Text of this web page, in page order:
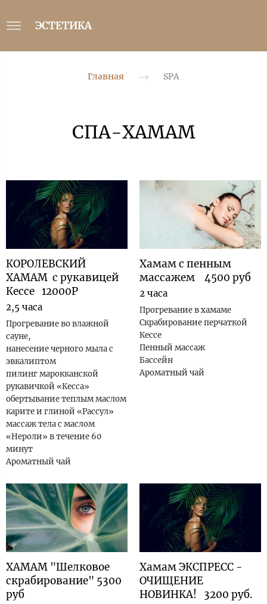
ЭСТЕТИКА
Главная SPA
СПА-ХАМАМ
КОРОЛЕВСКИЙ
ХАМАМ с рукавицей
Кессе 12000Р
2,5 часа
Прогревание во влажной
сауне,
нанесение черного мыла с
эвкалиптом
пилинг марокканской
рукавичкой «Кесса»
обертывание теплым маслом
карите и глиной «Рассул»
массаж тела с маслом
«Нероли» в течение 60
минут
Ароматный чай
Хамам с пенным
массажем 4500 руб
2 часа
Прогревание в хамаме
Скрабирование перчаткой
Кессе
Пенный массаж
Бассейн
Ароматный чай
ХАМАМ "Шелковое
скрабирование" 5300
руб
Хамам ЭКСПРЕСС -
ОЧИЩЕНИЕ
НОВИНКА! 3200 руб.